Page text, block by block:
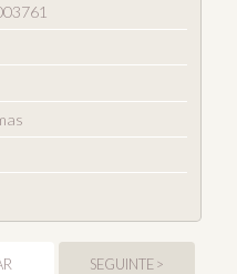
SEGUINTE >